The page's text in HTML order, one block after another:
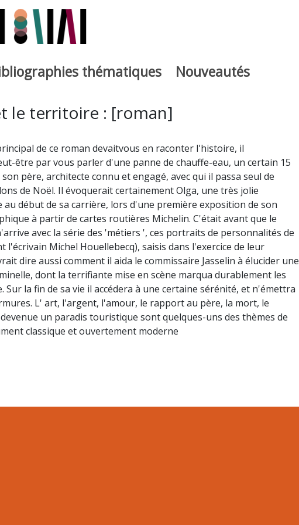
thématiques Nouveautés
le territoire : [roman]
de ce roman devaitvous en raconter l'histoire, il
être par vous parler d'une panne de chauffe-eau, un certain 15
son père, architecte connu et engagé, avec qui il passa seul de
de Noël. Il évoquerait certainement Olga, une très jolie
au début de sa carrière, lors d'une première exposition de son
à partir de cartes routières Michelin. C'était avant que le
avec la série des 'métiers ', ces portraits de personnalités de
l'écrivain Michel Houellebecq), saisis dans l'exercice de leur
dire aussi comment il aida le commissaire Jasselin à élucider une
dont la terrifiante mise en scène marqua durablement les
Sur la fin de sa vie il accédera à une certaine sérénité, et n'émettra
L' art, l'argent, l'amour, le rapport au père, la mort, le
un paradis touristique sont quelques-uns des thèmes de
classique et ouvertement moderne